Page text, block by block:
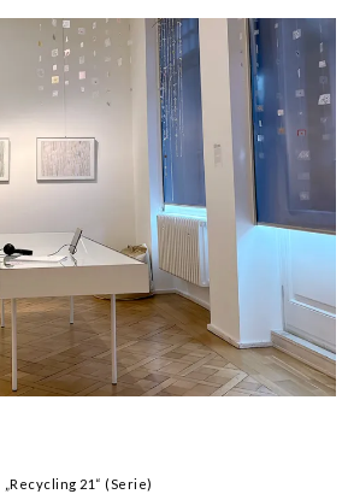
„Recycling 21“ (Serie)